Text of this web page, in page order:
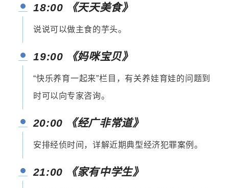
18:00 《天天美食》
说说可以做主食的芋头。
19:00 《妈咪宝贝》
“快乐养育一起来”栏目，有关养娃育娃的问题到
时可以向专家咨询。
20:00 《经广非常道》
安排经侦时间，详解近期典型经济犯罪案例。
21:00 《家有中学生》